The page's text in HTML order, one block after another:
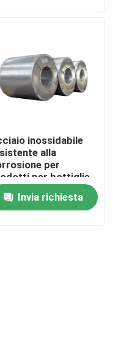
ingiallimento
inossidabile
alla
per
per bottiglie
Invia richiesta